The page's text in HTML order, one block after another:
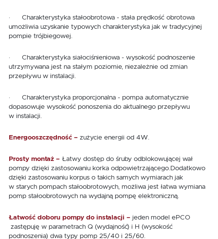
· Charakterystyka stałoobrotowa - stała prędkość obrotowa
umożliwia uzyskanie typowych charakterystyka jak w tradycyjnej
pompie trójbiegowej.
· Charakterystyka siałociśnieniowa - wysokość podnoszenie
utrzymywana jest na stałym poziomie, niezależnie od zmian
przepływu w instalacji.
· Charakterystyka proporcjonalna - pompa automatycznie
dopasowuje wysokość ponoszenia do aktualnego przepływu
w instalacji.
Energooszczędność – zużycie energii od 4W.
Prosty montaż – Łatwy dostęp do śruby odblokowującej wał
pompy dzięki zastosowaniu korka odpowietrzającego.Dodatkowo
dzięki zastosowaniu korpus o takich samych wymiarach jak
w starych pompach stałoobrotowych, możliwa jest łatwa wymiana
pomp stałoobrotowych na wydajną pompę elektroniczną.
Łatwość doboru pompy do instalacji – jeden model ePCO
zastępuję w parametrach Q (wydajność) i H (wysokość
podnoszenia) dwa typy pomp 25/40 i 25/60.